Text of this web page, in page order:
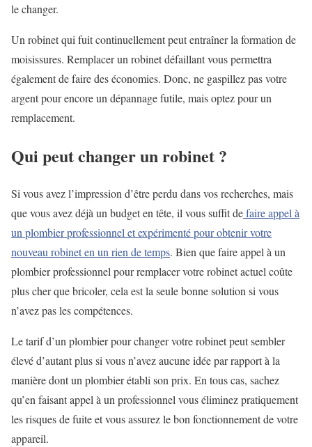
le changer.
Un robinet qui fuit continuellement peut entraîner la formation de
moisissures. Remplacer un robinet défaillant vous permettra
également de faire des économies. Donc, ne gaspillez pas votre
argent pour encore un dépannage futile, mais optez pour un
remplacement.
Qui peut changer un robinet ?
Si vous avez l’impression d’être perdu dans vos recherches, mais
que vous avez déjà un budget en tête, il vous suffit defaire appel à
un plombier professionnel et expérimenté pour obtenir votre
nouveau robinet en un rien de temps. Bien que faire appel à un
plombier professionnel pour remplacer votre robinet actuel coûte
plus cher que bricoler, cela est la seule bonne solution si vous
n’avez pas les compétences.
Le tarif d’un plombier pour changer votre robinet peut sembler
élevé d’autant plus si vous n’avez aucune idée par rapport à la
manière dont un plombier établi son prix. En tous cas, sachez
qu’en faisant appel à un professionnel vous éliminez pratiquement
les risques de fuite et vous assurez le bon fonctionnement de votre
appareil.